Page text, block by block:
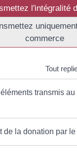
l'intégralité
commerce
Tout
transmis au
de la donation par